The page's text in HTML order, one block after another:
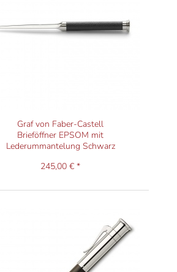
Graf von Faber-Castell
Brieföffner EPSOM mit
Lederummantelung Schwarz
245,00 € *